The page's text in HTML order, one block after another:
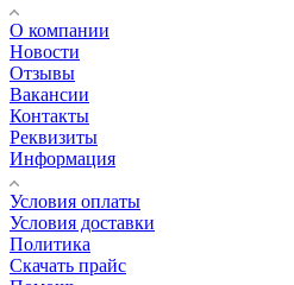
О компании
Новости
Отзывы
Вакансии
Контакты
Реквизиты
Информация
Условия оплаты
Условия доставки
Политика
Скачать прайс